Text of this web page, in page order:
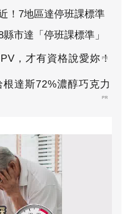
！7地區達停班課標準
市達「停班課標準」
，才有資格說愛妳！
PR
達斯72%濃醇巧克力
PR